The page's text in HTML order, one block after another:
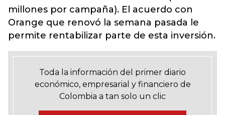
millones por campaña). El acuerdo con
Orange que renovó la semana pasada le
permite rentabilizar parte de esta inversión.
Toda la información del primer diario
económico, empresarial y financiero de
Colombia a tan solo un clic